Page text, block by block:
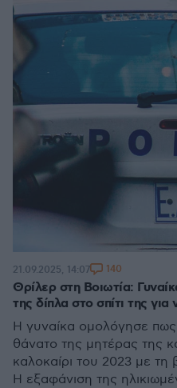
Θρίλερ στη Βοιωτία:
της δίπλα στο σπίτι της
Η γυναίκα ομολόγησε πως
θάνατο της μητέρας της
καλοκαίρι του 2023 με
Η εξαφάνιση της
21.09.2025, 14:07 140